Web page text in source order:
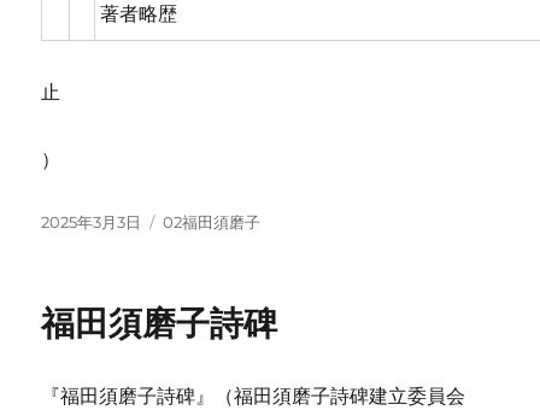
著者略歴
止
）
投
2025年3月3日
カ
ー
02福田須磨子
福田須磨子詩碑
『福田須磨子詩碑』（福田須磨子詩碑建立委員会